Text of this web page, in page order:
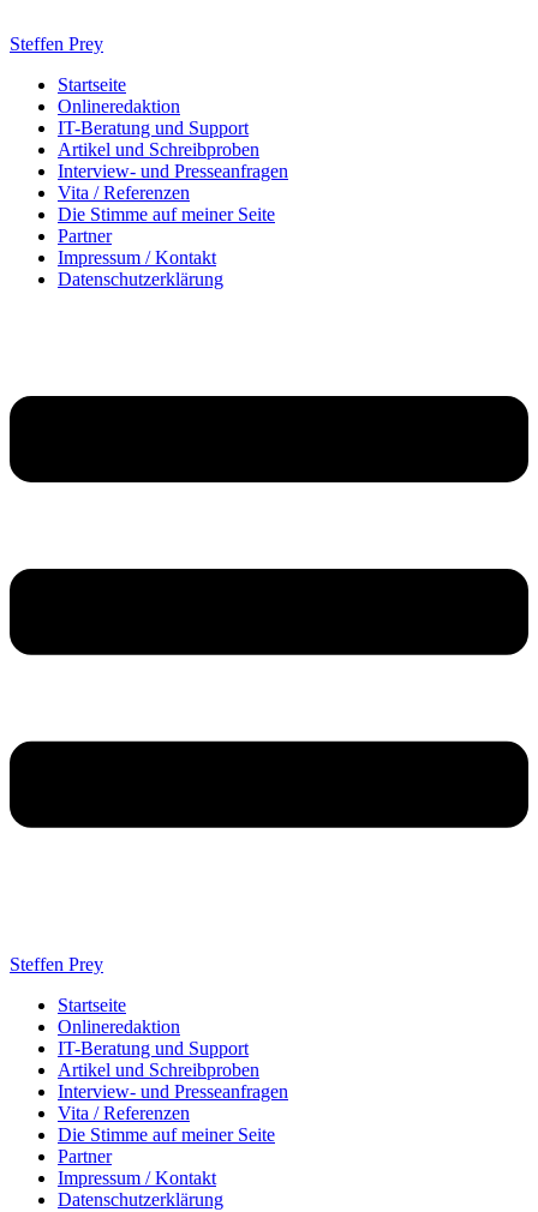
Inhalt
Steffen Prey
Startseite
Onlineredaktion
IT-Beratung und Support
Artikel und Schreibproben
Interview- und Presseanfragen
Vita / Referenzen
Die Stimme auf meiner Seite
Partner
Impressum / Kontakt
Datenschutzerklärung
Steffen Prey
Startseite
Onlineredaktion
IT-Beratung und Support
Artikel und Schreibproben
Interview- und Presseanfragen
Vita / Referenzen
Die Stimme auf meiner Seite
Partner
Impressum / Kontakt
Datenschutzerklärung